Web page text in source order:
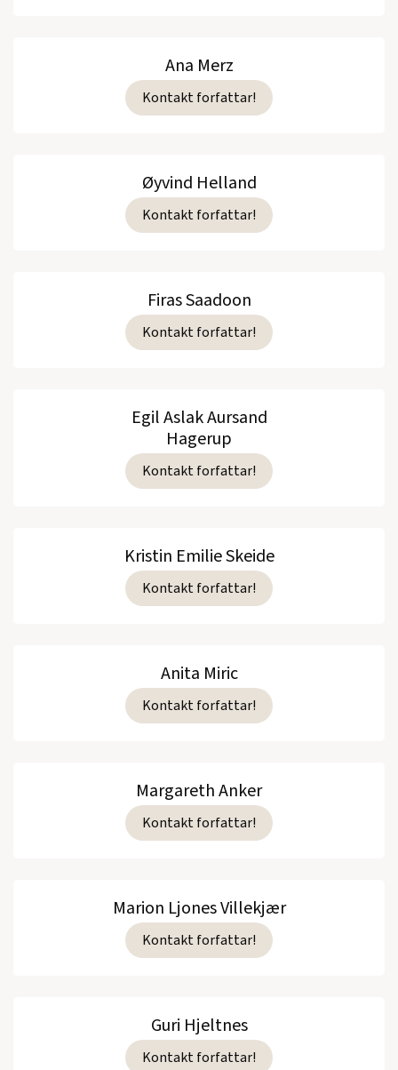
Ana Merz
Kontakt forfattar!
Øyvind Helland
Kontakt forfattar!
Firas Saadoon
Kontakt forfattar!
Egil Aslak Aursand
Hagerup
Kontakt forfattar!
Kristin Emilie Skeide
Kontakt forfattar!
Anita Miric
Kontakt forfattar!
Margareth Anker
Kontakt forfattar!
Marion Ljones Villekjær
Kontakt forfattar!
Guri Hjeltnes
Kontakt forfattar!